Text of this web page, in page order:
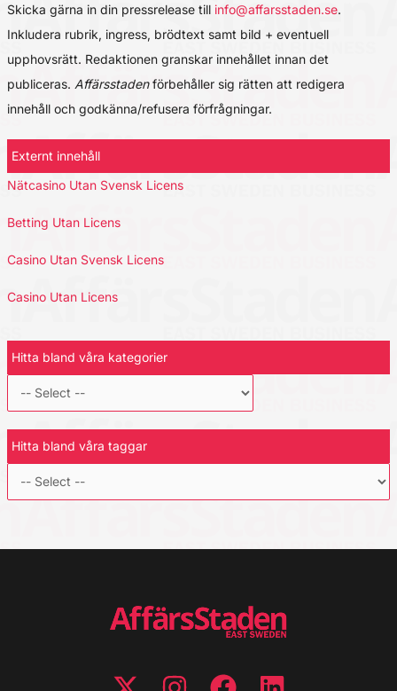
Skicka gärna in din pressrelease till info@affarsstaden.se.
Inkludera rubrik, ingress, brödtext samt bild + eventuell
upphovsrätt. Redaktionen granskar innehållet innan det
publiceras. Affärsstadenförbehåller sig rätten att redigera
innehåll och godkänna/refusera förfrågningar.
Externt innehåll
Nätcasino Utan Svensk Licens
Betting Utan Licens
Casino Utan Svensk Licens
Casino Utan Licens
Hitta bland våra kategorier
Hitta bland våra taggar